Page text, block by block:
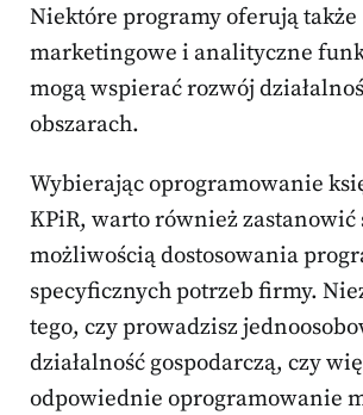
Niektóre programy oferują także
marketingowe i analityczne
mogą wspierać rozwój
obszarach.
Wybierając oprogramowanie
KPiR, warto również zastanowić
możliwością dostosowania
specyficznych potrzeb firmy.
tego, czy prowadzisz
działalność gospodarczą, czy
odpowiednie oprogramowanie